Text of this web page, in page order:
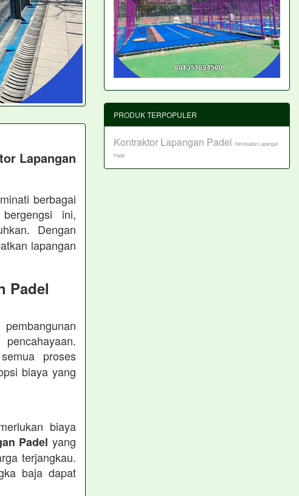
Lapangan
berbagai
ini,
Dengan
lapangan
Padel
proses
biaya yang
biaya
Padel yang
terjangkau.
baja dapat
PRODUK TERPOPULER
Kontraktor Lapangan Padel Pembuatan Lapangan
Padel